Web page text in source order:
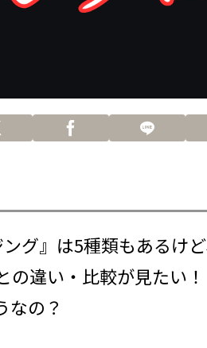
グ』は5種類もあるけ
の違い・比較が見たい！
なの？